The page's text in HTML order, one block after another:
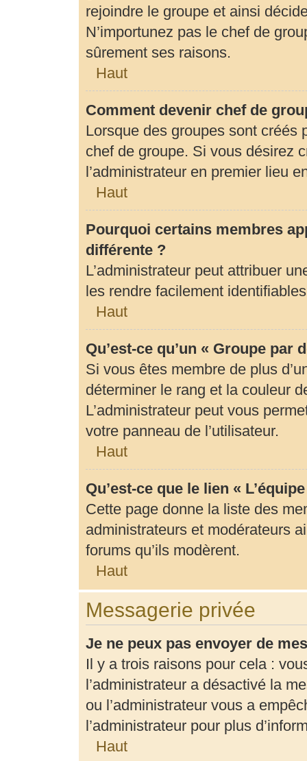
rejoindre le groupe et ainsi
N’importunez pas le chef de
sûrement ses raisons.
Haut
Comment devenir chef de
Lorsque des groupes sont créés
chef de groupe. Si vous désirez
l’administrateur en premier lieu
Haut
Pourquoi certains membres
différente ?
L’administrateur peut attribuer
les rendre facilement
Haut
Qu’est-ce qu’un « Groupe par
Si vous êtes membre de plus
déterminer le rang et la couleur
L’administrateur peut vous
votre panneau de l’utilisateur.
Haut
Qu’est-ce que le lien «
Cette page donne la liste des
administrateurs et modérateurs
forums qu’ils modèrent.
Haut
Messagerie privée
Je ne peux pas envoyer de
Il y a trois raisons pour cela :
l’administrateur a désactivé la
ou l’administrateur vous a
l’administrateur pour plus
Haut